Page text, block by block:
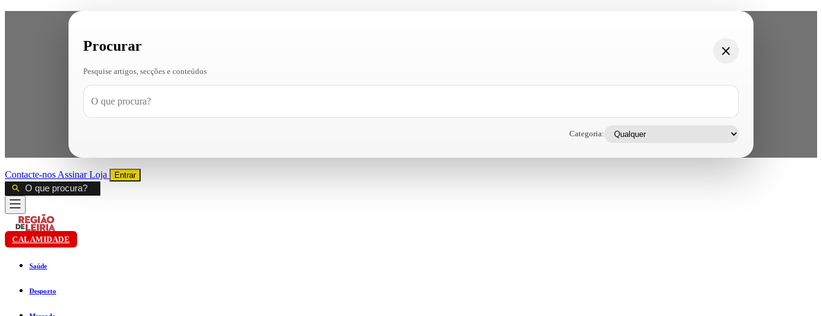
Procurar
Pesquise artigos, secções e conteúdos
Categoria:
Contacte-nos AssinarLoja Entrar
CALAMIDADE
Saúde
Desporto